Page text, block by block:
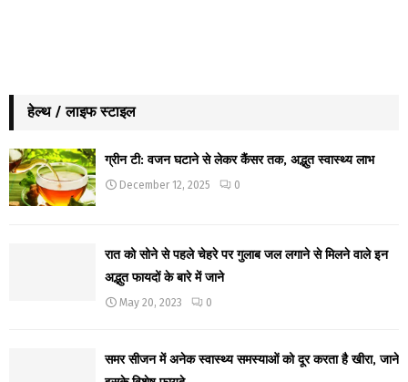
हेल्थ / लाइफ स्टाइल
ग्रीन टी: वजन घटाने से लेकर कैंसर तक, अद्भुत स्वास्थ्य लाभ
December 12, 2025 0
रात को सोने से पहले चेहरे पर गुलाब जल लगाने से मिलने वाले इन
अद्भुत फायदों के बारे में जाने
May 20, 2023 0
समर सीजन में अनेक स्वास्थ्य समस्याओं को दूर करता है खीरा, जाने